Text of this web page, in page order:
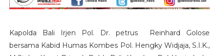
Kapolda Bali Irjen Pol. Dr. petrus Reinhard Golose
bersama Kabid Humas Kombes Pol. Hengky Widjaja, S.I.K.,